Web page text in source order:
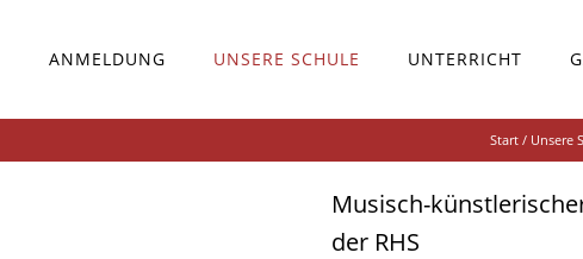
ANMELDUNG UNSERE SCHULE UNTERRICHT
Start / Unsere
Musisch-
der RHS